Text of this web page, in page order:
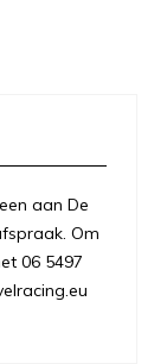
aan De
Om
06 5497